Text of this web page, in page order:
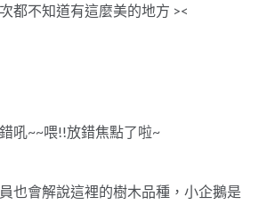
都不知道有這麼美的地方 ><
吼~~喂!!放錯焦點了啦~
也會解說這裡的樹木品種，小企鵝是